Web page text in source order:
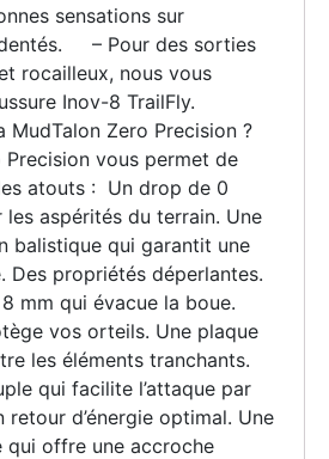
sensations sur
– Pour des sorties
rocailleux, nous vous
Inov-8 TrailFly.
MudTalon Zero Precision ?
Precision vous permet de
atouts : Un drop de 0
les aspérités du terrain. Une
balistique qui garantit une
Des propriétés déperlantes.
mm qui évacue la boue.
vos orteils. Une plaque
les éléments tranchants.
qui facilite l’attaque par
retour d’énergie optimal. Une
qui offre une accroche